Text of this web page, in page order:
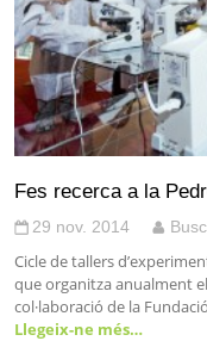
Fes recerca a la
29 nov. 2014
Cicle de tallers
que organitza anualment
col·laboració de la
Llegeix-ne més…